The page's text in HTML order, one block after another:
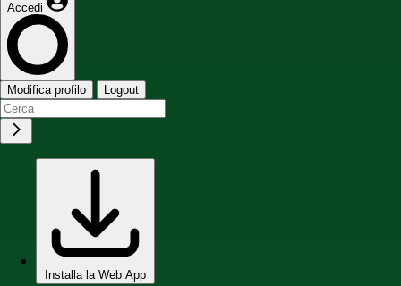
Accedi
Modifica profilo Logout
Installa la Web App